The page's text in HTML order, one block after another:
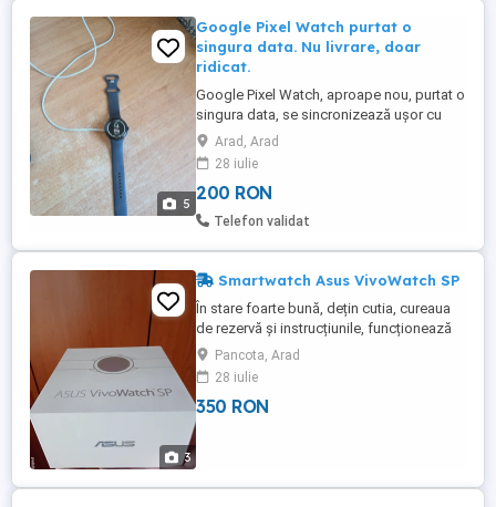
5
Google Pixel Watch purtat o
singura data. Nu livrare, doar
ridicat.
Google Pixel Watch, aproape nou, purtat o
singura data, se sincronizează ușor cu
telefonul prin app. Stocheaza coduri pe
Wallett, usureaza mult checkin-uri,
ambarcare avion, etc. Are Fitbit, Gemini,
Maps, etc. Nu se livrează, doar ridicare
inmanare la Arad. Nu răspund pe
Arad, Arad
28 iulie
200 RON
Telefon validat
3
Smartwatch Asus VivoWatch SP
În stare foarte bună, dețin cutia, cureaua
de rezervă și instrucțiunile, funcționează
perfect detalii în privat!
Pancota, Arad
28 iulie
350 RON